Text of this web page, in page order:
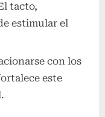
tacto,
estimular el
con los
este